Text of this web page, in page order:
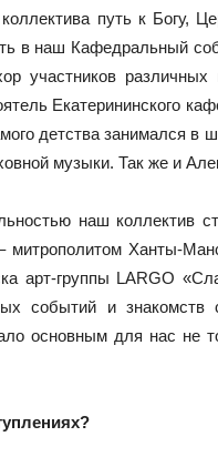
путь к Богу,
в наш Кафедральный
участников
Екатерининского
детства занимался в
музыки. Так же и
наш коллектив
Ханты-
арт-группы LARGO
событий и
основным для нас не